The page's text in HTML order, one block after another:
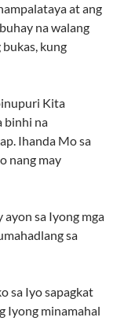
at ang
na walang
bukas, kung
Kita
binhi na
Ihanda Mo sa
nang may
sa Iyong mga
sa
sa Iyo sapagkat
Iyong minamahal